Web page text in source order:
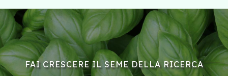
FAI CRESCERE IL SEME DELLA RICERCA